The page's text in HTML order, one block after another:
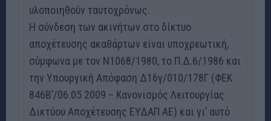
υλοποιηθούν ταυτοχρόνως.
Η σύνδεση των ακινήτων στο δίκτυο
αποχέτευσης ακαθάρτων είναι υποχρεωτική,
σύμφωνα με τον Ν1068/1980, το Π.Δ.6/1986 και
την Υπουργική Απόφαση Δ16γ/010/178Γ (ΦΕΚ
846Β’/06.05 2009 – Κανονισμός Λειτουργίας
Δικτύου Αποχέτευσης ΕΥΔΑΠ ΑΕ) και γι’ αυτό